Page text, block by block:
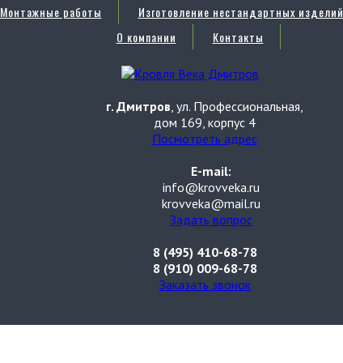
Монтажные работы Изготовление нестандартных изделий
О компании
Контакты
г. Дмитров, ул. Профессиональная,
дом 169, корпус 4
Посмотреть адрес
E-mail:
info@krovveka.ru
krovveka@mail.ru
Задать вопрос
8 (495) 410-68-78
8 (910) 009-68-78
Заказать звонок